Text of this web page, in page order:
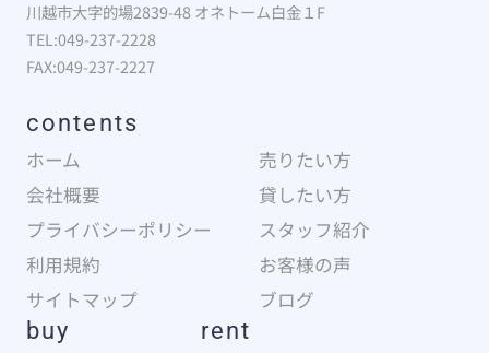
川越市大字的場2839-48 オネトーム白金１F
TEL:049-237-2228
FAX:049-237-2227
contents
ホーム
売りたい方
会社概要
貸したい方
プライバシーポリシー
スタッフ紹介
利用規約
お客様の声
サイトマップ
ブログ
buy rent